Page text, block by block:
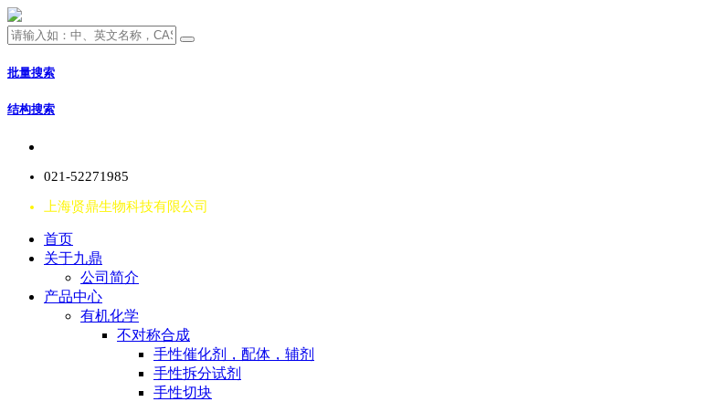
批量搜索
结构搜索
021-52271985
上海贤鼎生物科技有限公司
首页
关于九鼎
公司简介
产品中心
有机化学
不对称合成
手性催化剂，配体，辅剂
手性拆分试剂
手性切块